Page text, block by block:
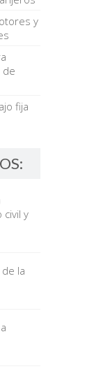
y
de
fija
y
la